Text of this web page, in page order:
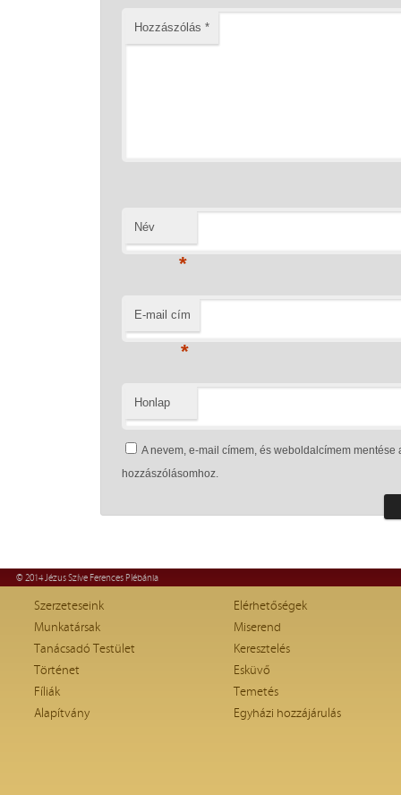
Hozzászólás *
Név
*
E-mail cím
*
Honlap
A nevem, e-mail címem, és weboldalcímem
hozzászólásomhoz.
© 2014 Jézus Szíve Ferences Plébánia
Szerzeteseink
Munkatársak
Tanácsadó Testület
Történet
Fíliák
Alapítvány
Elérhetőségek
Miserend
Keresztelés
Esküvő
Temetés
Egyházi hozzájárulás